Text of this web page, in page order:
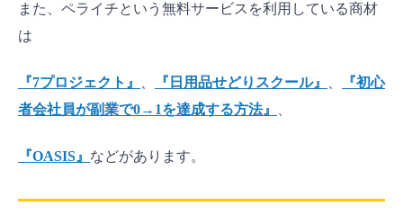
また、ペライチという無料サービスを利用している商材
は
『7プロジェクト』 『日用品せどりスクール』
『初心
者会社員が副業で0→1を達成する方法』
『OASIS』 などがあります。